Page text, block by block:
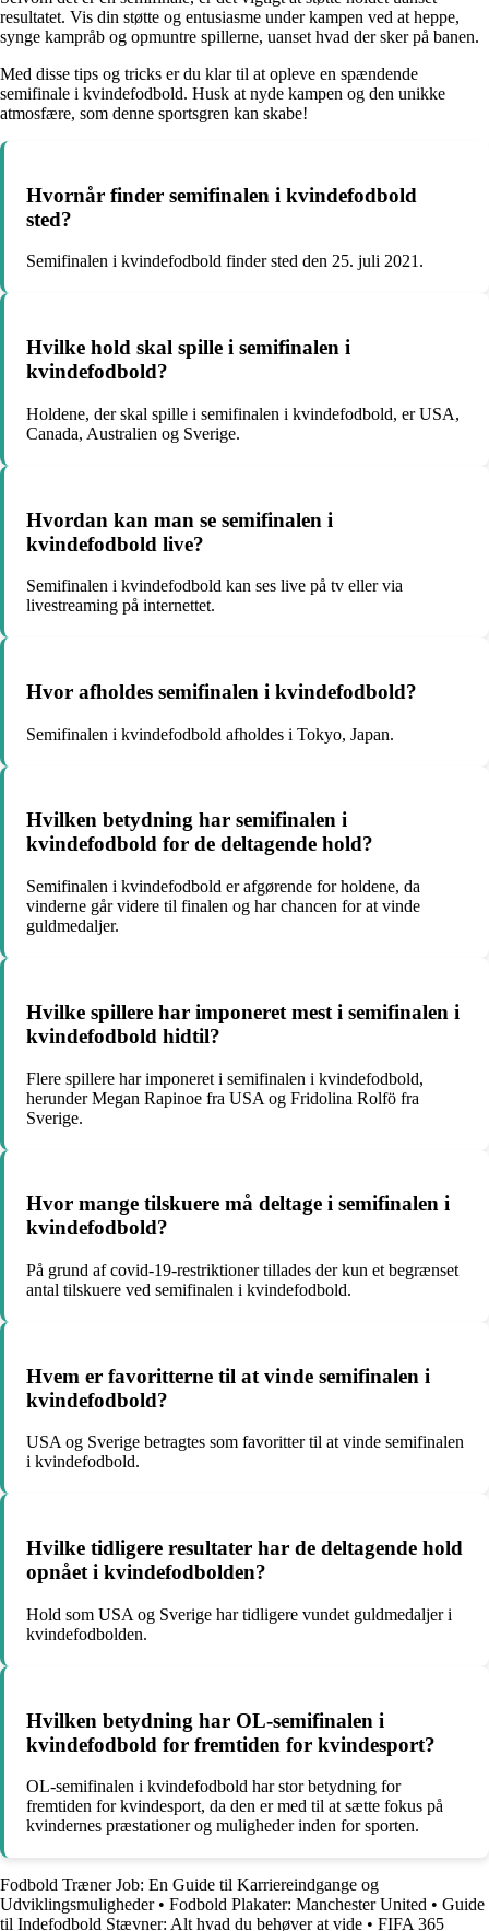
resultatet. Vis din støtte og entusiasme under kampen ved at heppe,
synge kampråb og opmuntre spillerne, uanset hvad der sker på banen.
Med disse tips og tricks er du klar til at opleve en spændende
semifinale i kvindefodbold. Husk at nyde kampen og den unikke
atmosfære, som denne sportsgren kan skabe!
Hvornår finder semifinalen i kvindefodbold
sted?
Semifinalen i kvindefodbold finder sted den 25. juli 2021.
Hvilke hold skal spille i semifinalen i
kvindefodbold?
Holdene, der skal spille i semifinalen i kvindefodbold, er USA,
Canada, Australien og Sverige.
Hvordan kan man se semifinalen i
kvindefodbold live?
Semifinalen i kvindefodbold kan ses live på tv eller via
livestreaming på internettet.
Hvor afholdes semifinalen i kvindefodbold?
Semifinalen i kvindefodbold afholdes i Tokyo, Japan.
Hvilken betydning har semifinalen i
kvindefodbold for de deltagende hold?
Semifinalen i kvindefodbold er afgørende for holdene, da
vinderne går videre til finalen og har chancen for at vinde
guldmedaljer.
Hvilke spillere har imponeret mest i semifinalen i
kvindefodbold hidtil?
Flere spillere har imponeret i semifinalen i kvindefodbold,
herunder Megan Rapinoe fra USA og Fridolina Rolfö fra
Sverige.
Hvor mange tilskuere må deltage i semifinalen i
kvindefodbold?
På grund af covid-19-restriktioner tillades der kun et begrænset
antal tilskuere ved semifinalen i kvindefodbold.
Hvem er favoritterne til at vinde semifinalen i
kvindefodbold?
USA og Sverige betragtes som favoritter til at vinde semifinalen
i kvindefodbold.
Hvilke tidligere resultater har de deltagende hold
opnået i kvindefodbolden?
Hold som USA og Sverige har tidligere vundet guldmedaljer i
kvindefodbolden.
Hvilken betydning har OL-semifinalen i
kvindefodbold for fremtiden for kvindesport?
OL-semifinalen i kvindefodbold har stor betydning for
fremtiden for kvindesport, da den er med til at sætte fokus på
kvindernes præstationer og muligheder inden for sporten.
Fodbold Træner Job: En Guide til Karriereindgange og
Udviklingsmuligheder• Fodbold Plakater: Manchester United • Guide
til Indefodbold Stævner: Alt hvad du behøver at vide • FIFA 365